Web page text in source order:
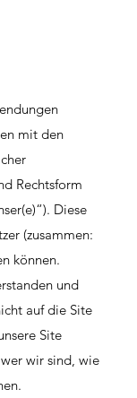
mit den
Rechtsform
Diese
(zusammen:
können.
und
auf die Site
Site
wir sind, wie